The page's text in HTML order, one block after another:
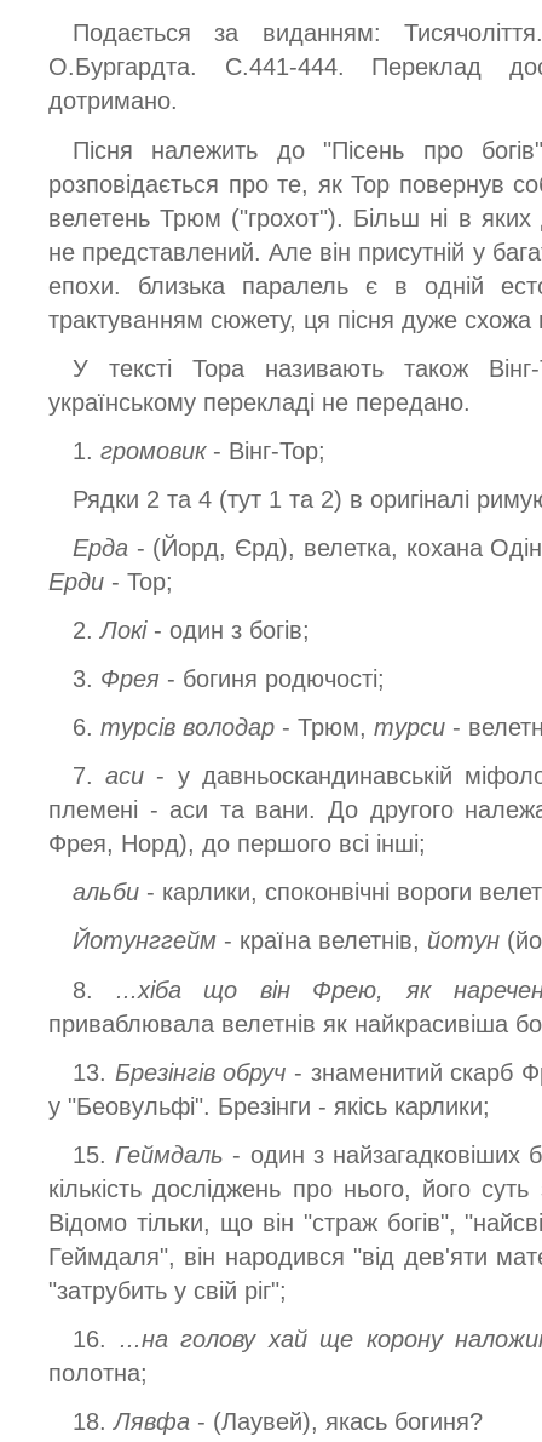
Подається за виданням:
О.Бургардта. С.441-444. Переклад
дотримано.
Пісня належить до "Пісень про
розповідається про те, як Тор повернув
велетень Трюм ("грохот"). Більш ні в
не представлений. Але він присутній у
епохи. близька паралель є в одній
трактуванням сюжету, ця пісня дуже схожа
У тексті Тора називають також
українському перекладі не передано.
1. громовик- Вінг-Тор;
Рядки 2 та 4 (тут 1 та 2) в оригіналі
Ерда - (Йорд, Єрд), велетка, кохана
Ерди - Тор;
2.Локі- один з богів;
3. Фрея - богиня родючості;
6. турсів володар - Трюм, турси -
7.аси - у давньоскандинавській
племені - аси та вани. До другого
Фрея, Норд), до першого всі інші;
альби - карлики, споконвічні вороги
Йотунггейм - країна велетнів, йотун
8. ...хіба що він Фрею, як
приваблювала велетнів як найкрасивіша
13. Брезінгів обруч - знаменитий скарб
у "Беовульфі". Брезінги - якісь карлики;
15. Геймдаль - один з найзагадковіших
кількість досліджень про нього, його
Відомо тільки, що він "страж богів",
Геймдаля", він народився "від дев'яти
"затрубить у свій ріг";
16. ...на голову хай ще корону
полотна;
18.Лявфа - (Лаувей), якась богиня?